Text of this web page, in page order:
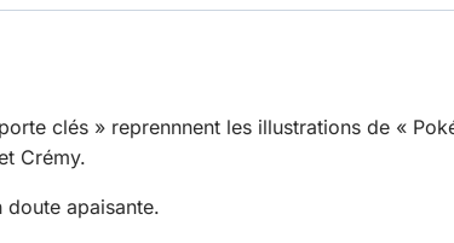
clés » reprennnent les illustrations de «
Crémy.
doute apaisante.